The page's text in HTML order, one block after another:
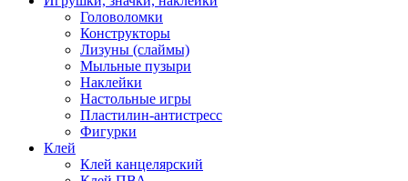
Головоломки
Конструкторы
Лизуны (слаймы)
Мыльные пузыри
Наклейки
Настольные игры
Пластилин-антистресс
Фигурки
Клей
Клей канцелярский